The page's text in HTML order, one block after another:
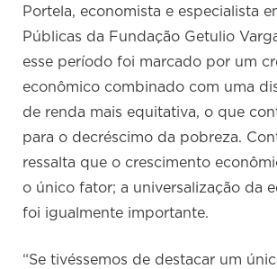
Portela, economista e especialista
Públicas da Fundação Getulio
esse período foi marcado por um
econômico combinado com uma
de renda mais equitativa, o que
para o decréscimo da pobreza.
ressalta que o crescimento
o único fator; a universalização da
foi igualmente importante.
“Se tivéssemos de destacar um